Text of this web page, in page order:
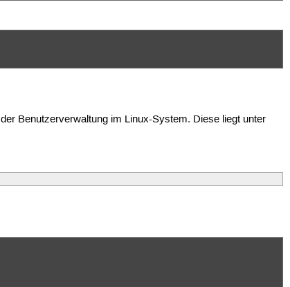
Benutzerverwaltung im Linux-System. Diese liegt unter